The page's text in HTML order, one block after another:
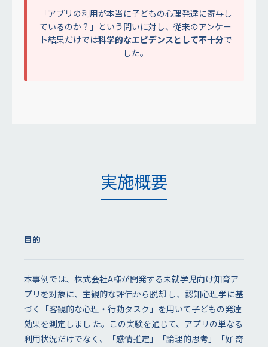
「アプリの利用が本当に子どもの心理発達に寄与し
ているのか？」という問いに対し、従来のアンケー
ト結果だけでは科学的なエビデンスとして不十分で
した。
実施概要
目的
本事例では、株式会社A様が開発する未就学児向け知育ア
プリを対象に、主観的な評価から脱却 し、認知心理学に基
づく「客観的な心理・行動タスク」を用いて子どもの発達
効果を測定しまし た。この実験を通じて、アプリの単なる
利用状況だけでなく、「感情推定」「論理的思考」「好 奇